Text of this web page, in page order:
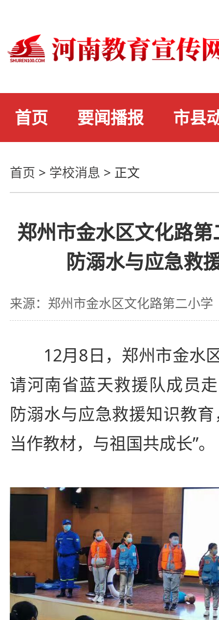
首页 要闻播报 市县
首页 > 学校消息 > 正文
郑州市金水区文化路
防溺水与应急救
来源：郑州市金水区文化路第二小学
12月8日，郑州市金水
请河南省蓝天救援队成员
防溺水与应急救援知识教
当作教材，与祖国共成长”。